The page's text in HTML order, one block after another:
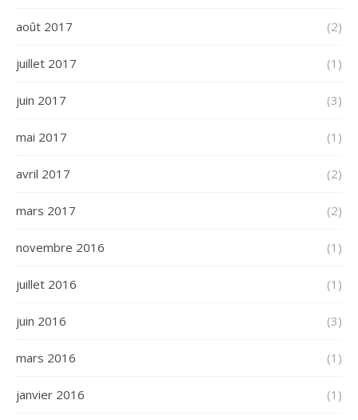
août 2017 (2)
juillet 2017 (1)
juin 2017 (3)
mai 2017 (1)
avril 2017 (2)
mars 2017 (2)
novembre 2016 (1)
juillet 2016 (1)
juin 2016 (3)
mars 2016 (1)
janvier 2016 (1)